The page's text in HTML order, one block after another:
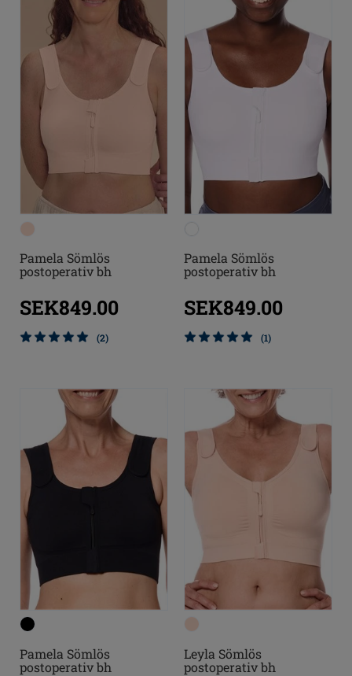
Pamela Sömlös
postoperativ bh
SEK849.00
(2)
Pamela Sömlös
postoperativ bh
SEK849.00
(1)
Pamela Sömlös
postoperativ bh
Leyla Sömlös
postoperativ bh